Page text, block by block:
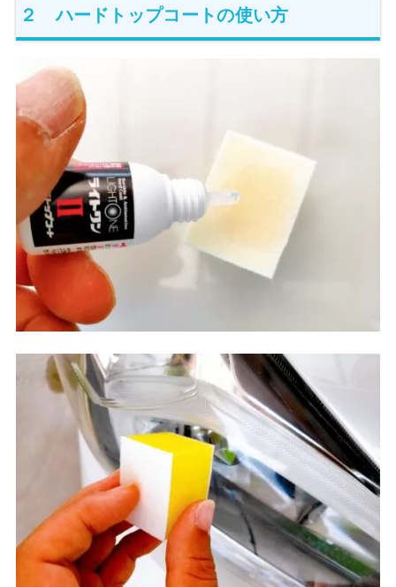
２ ハードトップコートの使い方